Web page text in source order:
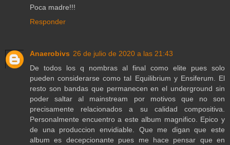
Poca madre!!!
Responder
Anaerobivs 26 de julio de 2020 a las 21:43
De todos los q nombras al final como elite pues solo
pueden considerarse como tal Equilibrium y Ensiferum. El
resto son bandas que permanecen en el underground sin
poder saltar al mainstream por motivos que no son
precisamente relacionados a su calidad compositiva.
Personalmente encuentro a este album magnifico. Epico y
de una produccion envidiable. Que me digan que este
album es decepcionante pues me hace pensar que en